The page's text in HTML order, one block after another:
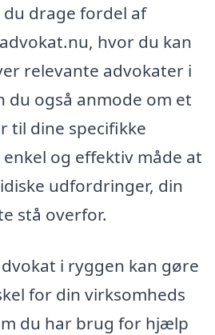
drage fordel af
hvor du kan
relevante advokater i
du også anmode om et
til dine specifikke
og effektiv måde at
udfordringer, din
stå overfor.
i ryggen kan gøre
for din virksomheds
du har brug for hjælp